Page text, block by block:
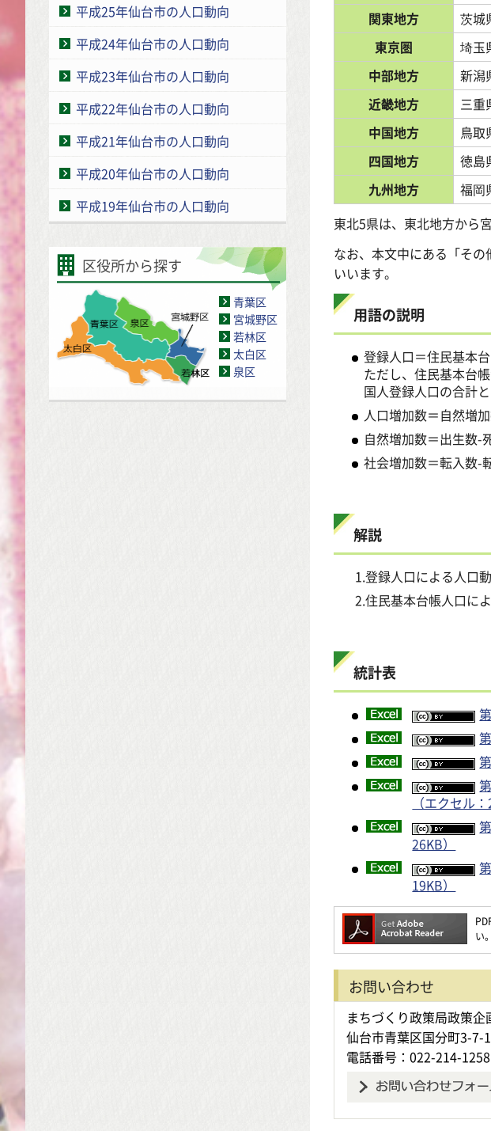
平成25年仙台市の人口動向
平成24年仙台市の人口動向
平成23年仙台市の人口動向
平成22年仙台市の人口動向
平成21年仙台市の人口動向
平成20年仙台市の人口動向
平成19年仙台市の人口動向
区役所から探す
青葉区
宮城野区
若林区
太白区
泉区
関東地方
茨城
東京圏
埼玉
中部地方
新潟
近畿地方
三重
中国地方
鳥取
四国地方
徳島
九州地方
福岡
東北5県は、東北地方から
なお、本文中にある「そ
いいます。
用語の説明
登録人口＝住民基本
ただし、住民基本台
国人登録人口の合計と
人口増加数＝自然増
自然増加数＝出生数-
社会増加数＝転入数-
解説
1.登録人口による人口
2.住民基本台帳人口に
統計表
（エクセル：
26KB）
19KB）
い。
お問い合わせ
まちづくり政策局政策企
仙台市青葉区国分町3-7-
電話番号：022-214-1258